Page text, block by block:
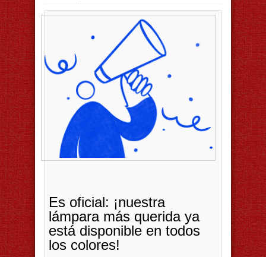
Es oficial: ¡nuestra
lámpara más querida ya
está disponible en todos
los colores!